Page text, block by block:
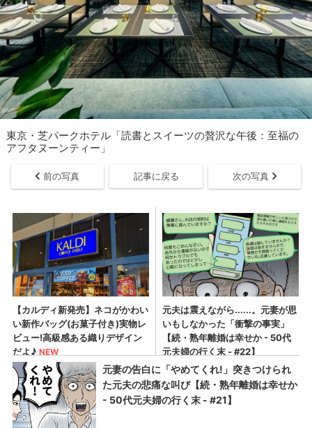
東京・芝パークホテル「読書とスイーツの贅沢な午後：至福の
アフタヌーンティー」
前の写真 記事に戻る 次の写真